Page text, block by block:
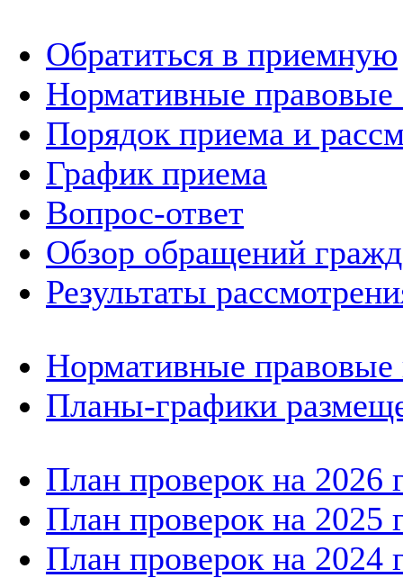
Обратиться в приемную
Нормативные правовые
Порядок приема и
График приема
Вопрос-ответ
Обзор обращений
Результаты
Нормативные
Планы-графики
План проверок на 2026
План проверок на 2025
План проверок на 2024